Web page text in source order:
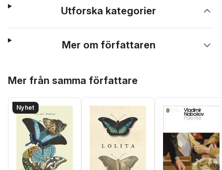
Utforska kategorier
Mer om författaren
Mer från samma författare
Nyhet